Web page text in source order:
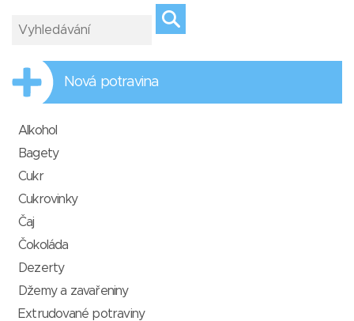
Nová potravina
Alkohol
Bagety
Cukr
Cukrovinky
Čaj
Čokoláda
Dezerty
Džemy a zavařeniny
Extrudované potraviny